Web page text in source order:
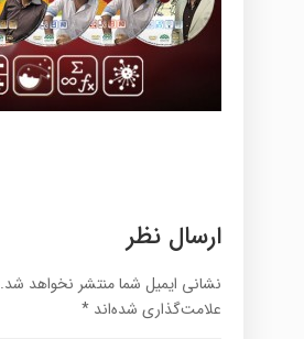
ارسال نظر
نشانی ایمیل شما منتشر نخواهد شد.
علامت‌گذاری شده‌اند *